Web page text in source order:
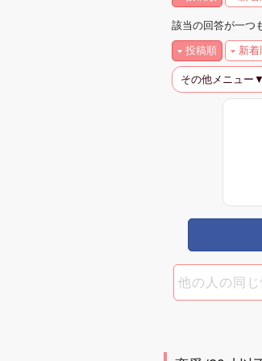
該当の回答が一つ
投稿順 新着
その他メニュー▼